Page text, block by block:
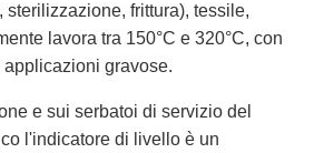
sterilizzazione, frittura), tessile,
lavora tra 150°C e 320°C, con
applicazioni gravose.
e sui serbatoi di servizio del
l'indicatore di livello è un